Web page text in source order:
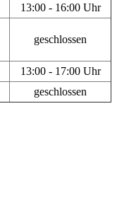
13:00 - 16:00 Uhr
geschlossen
13:00 - 17:00 Uhr
geschlossen